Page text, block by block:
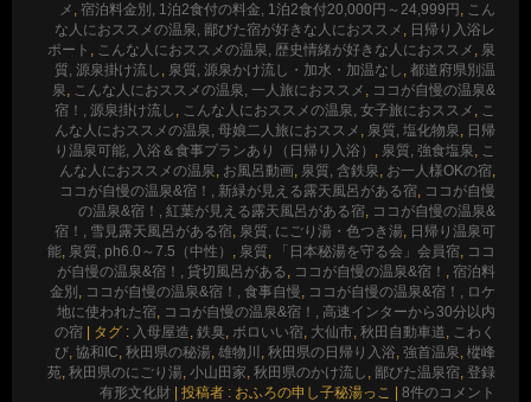
メ , 宿泊料金別, 1泊2食付の料金, 1泊2食付20,000円～24,999円 , こん
な人におススメの温泉, 鄙びた宿が好きな人におススメ , 日帰り入浴レ
ポート , こんな人におススメの温泉, 歴史情緒が好きな人におススメ , 泉
質, 源泉掛け流し , 泉質, 源泉かけ流し・加水・加温なし , 都道府県別温
泉, こんな人におススメの温泉, 一人旅におススメ , ココが自慢の温泉&
宿！, 源泉掛け流し , こんな人におススメの温泉, 女子旅におススメ , こ
んな人におススメの温泉, 母娘二人旅におススメ , 泉質, 塩化物泉, 日帰
り温泉可能, 入浴＆食事プランあり（日帰り入浴） , 泉質, 強食塩泉, こ
んな人におススメの温泉, お風呂動画, 泉質, 含鉄泉, お一人様OKの宿,
ココが自慢の温泉&宿！, 新緑が見える露天風呂がある宿, ココが自慢
の温泉&宿！, 紅葉が見える露天風呂がある宿, ココが自慢の温泉&
宿！, 雪見露天風呂がある宿, 泉質, にごり湯・色つき湯, 日帰り温泉可
能, 泉質, ph6.0～7.5（中性） , 泉質, 「日本秘湯を守る会」会員宿, ココ
が自慢の温泉&宿！, 貸切風呂がある, ココが自慢の温泉&宿！ , 宿泊料
金別 , ココが自慢の温泉&宿！, 食事自慢, ココが自慢の温泉&宿！, ロケ
地に使われた宿, ココが自慢の温泉&宿！, 高速インターから30分以内
の宿
タグ : 入母屋造, 鉄臭, ボロいい宿, 大仙市, 秋田自動車道, こわく
び, 協和IC, 秋田県の秘湯, 雄物川 , 秋田県の日帰り入浴, 強首温泉, 樅峰
苑, 秋田県のにごり湯, 小山田家, 秋田県のかけ流し , 鄙びた温泉宿, 登録
有形文化財
投稿者 : おふろの申し子秘湯っこ 8件のコメント